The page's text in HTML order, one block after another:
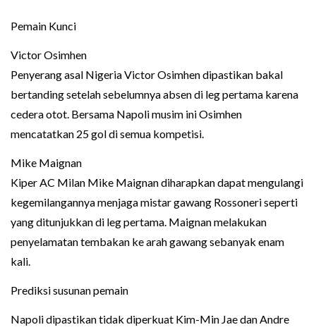
Pemain Kunci
Victor Osimhen
Penyerang asal Nigeria Victor Osimhen dipastikan bakal
bertanding setelah sebelumnya absen di leg pertama karena
cedera otot. Bersama Napoli musim ini Osimhen
mencatatkan 25 gol di semua kompetisi.
Mike Maignan
Kiper AC Milan Mike Maignan diharapkan dapat mengulangi
kegemilangannya menjaga mistar gawang Rossoneri seperti
yang ditunjukkan di leg pertama. Maignan melakukan
penyelamatan tembakan ke arah gawang sebanyak enam
kali.
Prediksi susunan pemain
Napoli dipastikan tidak diperkuat Kim-Min Jae dan Andre